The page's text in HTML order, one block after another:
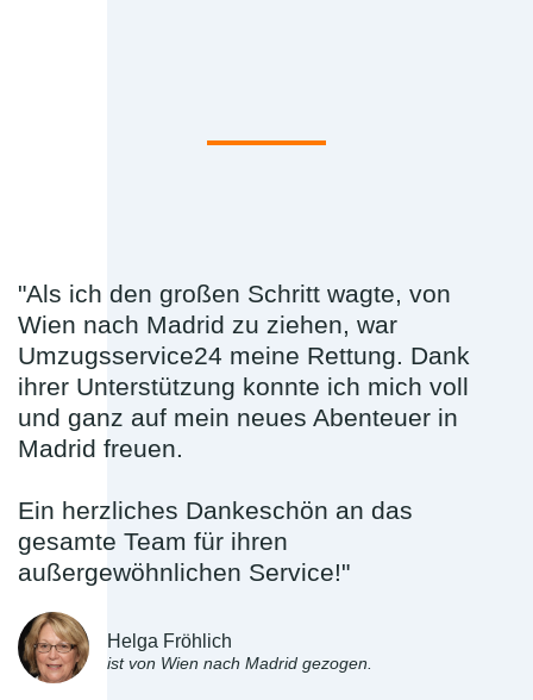
"Als ich den großen Schritt wagte, von
Wien nach Madrid zu ziehen, war
Umzugsservice24 meine Rettung. Dank
ihrer Unterstützung konnte ich mich voll
und ganz auf mein neues Abenteuer in
Madrid freuen.
Ein herzliches Dankeschön an das
gesamte Team für ihren
außergewöhnlichen Service!"
Helga Fröhlich
ist von Wien nach Madrid gezogen.